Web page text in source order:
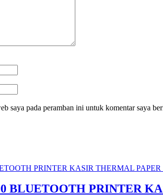
saya pada peramban ini untuk komentar saya
BLUETOOTH PRINTER